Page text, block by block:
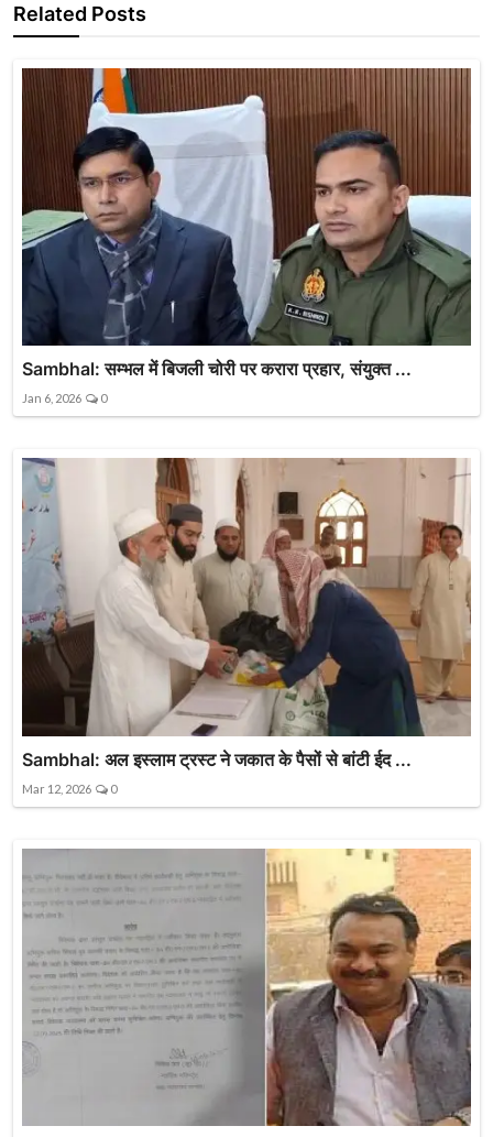
Related Posts
Sambhal: सम्भल में बिजली चोरी पर करारा प्रहार, संयुक्त ...
Jan 6, 2026 0
Sambhal: अल इस्लाम ट्रस्ट ने जकात के पैसों से बांटी ईद ...
Mar 12, 2026 0